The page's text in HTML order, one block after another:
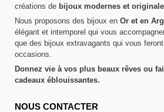
créations de bijoux modernes et
Nous proposons des bijoux en Or et en
élégant et intemporel qui vous
que des bijoux extravagants qui vous
occasions.
Donnez vie à vos plus beaux rêves ou
cadeaux éblouissantes.
NOUS CONTACTER